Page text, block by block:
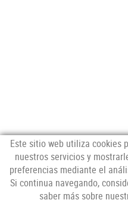
Este sitio web utiliza cookies
nuestros servicios y
preferencias mediante el
Si continua navegando,
saber más sobre